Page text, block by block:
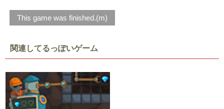
This game was finished.(m)
関連してるっぽいゲーム